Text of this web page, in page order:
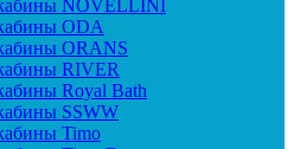
NOVELLINI
ODA
ORANS
RIVER
Royal Bath
SSWW
Timo